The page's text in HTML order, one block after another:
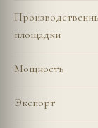
площадки
Мощность
Экспорт